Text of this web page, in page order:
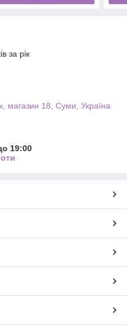
за рік
18, Суми, Україна
19:00